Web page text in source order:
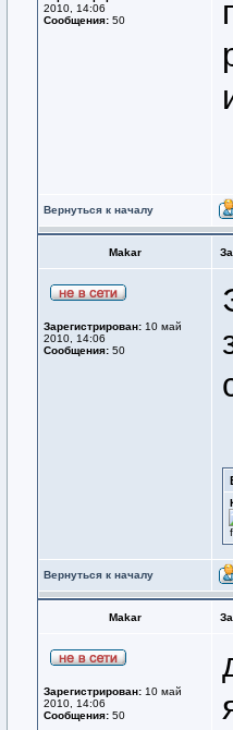
2010, 14:06
Сообщения: 50
Вернуться к началу
Makar
Зарегистрирован: 10 май
2010, 14:06
Сообщения: 50
Вернуться к началу
Makar
Зарегистрирован: 10 май
2010, 14:06
Сообщения: 50